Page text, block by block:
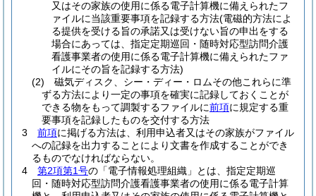
又はその家族の使用に係る電子計算機に備えられたフ
ァイルに当該重要事項を記録する方法(電磁的方法によ
る提供を受ける旨の承諾又は受けない旨の申出をする
場合にあっては、指定定期巡回・随時対応型訪問介護
看護事業者の使用に係る電子計算機に備えられたファ
イルにその旨を記録する方法)
(2)
磁気ディスク、シー・ディー・ロムその他これらに準
ずる方法により一定の事項を確実に記録しておくことが
できる物をもって調製するファイルに前項に規定する重
要事項を記録したものを交付する方法
3
前項に掲げる方法は、利用申込者又はその家族がファイル
への記録を出力することにより文書を作成することができ
るものでなければならない。
4
第2項第1号の「電子情報処理組織」とは、指定定期巡
回・随時対応型訪問介護看護事業者の使用に係る電子計算